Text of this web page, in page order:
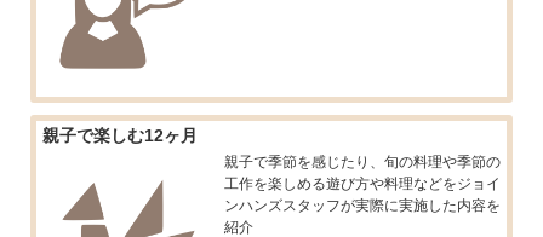
親子で楽しむ12ヶ月
親子で季節を感じたり、旬の料理や季節の
工作を楽しめる遊び方や料理などをジョイ
ンハンズスタッフが実際に実施した内容を
紹介